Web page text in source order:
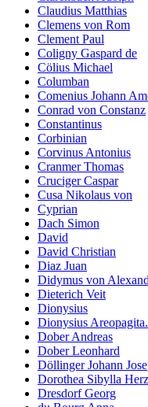
Claudius Matthias
Clemens von Rom
Clement Paul
Coligny Gaspard de
Cölius Michael
Columban
Comenius Johann
Conrad von Constanz
Constantinus
Corbinian
Corvinus Antonius
Cranmer Thomas
Cruciger Caspar
Cusa Nikolaus von
Cyprian
Dach Simon
David
David Christian
Diaz Juan
Didymus von
Dieterich Veit
Dionysius
Dionysius Areopagita.
Dober Andreas
Dober Leonhard
Döllinger Johann
Dorothea Sibylla
Dresdorf Georg